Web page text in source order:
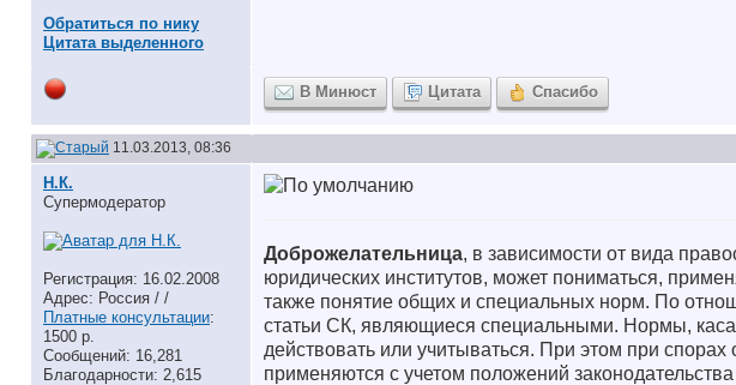
Обратиться по нику
Цитата выделенного
В Минюст Цитата Спасибо
11.03.2013, 08:36
Н.К.
Супермодератор
Регистрация: 16.02.2008
Адрес: Россия / /
Платные консультации:
1500 р.
Сообщений: 16,281
Благодарности: 2,615
Доброжелательница, в зависимости от вида
юридических институтов, может пониматься,
также понятие общих и специальных норм. По
статьи СК, являющиеся специальными. Нормы,
действовать или учитываться. При этом при
применяются с учетом положений